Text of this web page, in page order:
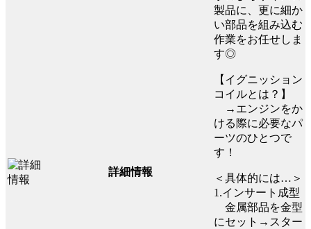
詳細情報
製品に、更に細か
い部品を組み込む
作業をお任せしま
す◎
【イグニッション
コイルとは？】
→エンジンをか
ける際に必要なパ
ーツのひとつで
す！
＜具体的には…＞
1.インサート成型
金属部品を金型
にセット→スター